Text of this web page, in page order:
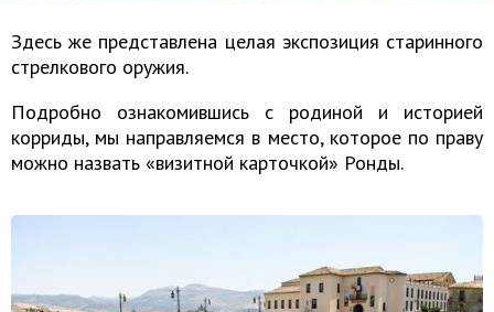
Здесь же представлена целая экспозиция старинного
стрелкового оружия.
Подробно ознакомившись с родиной и историей
корриды, мы направляемся в место, которое по праву
можно назвать «визитной карточкой» Ронды.